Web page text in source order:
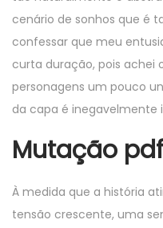
cenário de sonhos que é
confessar que meu
curta duração, pois achei
personagens um pouco
da capa é inegavelmente
Mutação pdf
À medida que a história
tensão crescente, uma